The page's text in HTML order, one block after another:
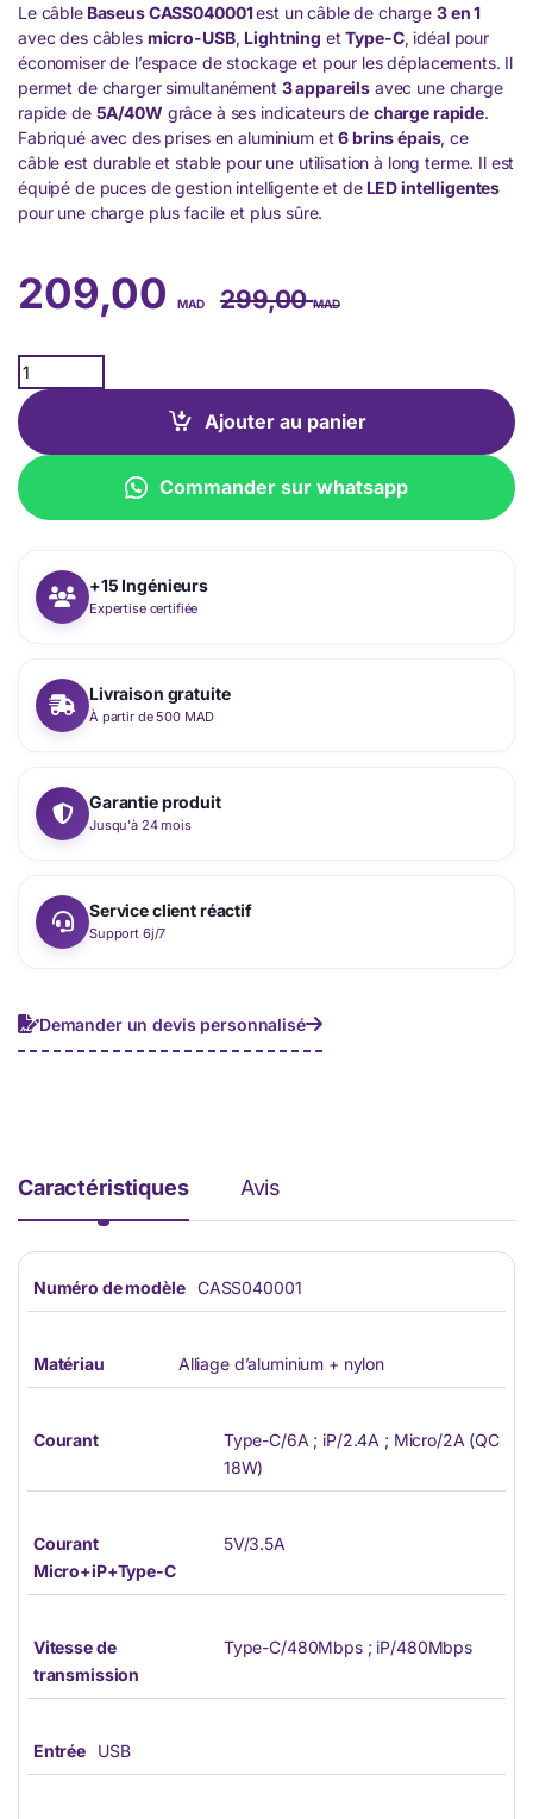
Le câbleBaseus CASS040001est un câble de charge3 en 1
avec des câbles micro-USB, Lightning etType-C, idéal pour
économiser de l’espace de stockage et pour les déplacements. Il
permet de charger simultanément 3 appareils avec une charge
rapide de 5A/40W grâce à ses indicateurs de charge rapide.
Fabriqué avec des prises en aluminium et6 brins épais, ce
câble est durable et stable pour une utilisation à long terme. Il est
équipé de puces de gestion intelligente et deLED intelligentes
pour une charge plus facile et plus sûre.
209,00MAD 299,00MAD
Quantity
Ajouter au panier
Commander sur whatsapp
+15 Ingénieurs
Expertise certifiée
Livraison gratuite
À partir de 500 MAD
Garantie produit
Jusqu'à 24 mois
Service client réactif
Support 6j/7
Demander un devis personnalisé
Caractéristiques Avis
Numéro de modèle CASS040001
Matériau Alliage d’aluminium + nylon
Courant
Type-C/6A ; iP/2.4A ; Micro/2A (QC
18W)
Courant
Micro+iP+Type-C
5V/3.5A
Vitesse de
transmission
Type-C/480Mbps ; iP/480Mbps
Entrée USB